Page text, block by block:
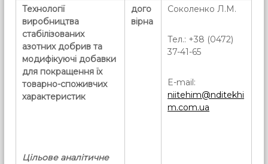
Технології
виробництва
стабілізованих
азотних добрив та
модифікуючі добавки
для покращення їх
товарно-споживчих
характеристик
Цільове аналітичне
дого
вірна
Соколенко Л.М.
Тел.: +38 (0472)
37-41-65
E-mail:
niitehim@nditekhi
m.com.ua